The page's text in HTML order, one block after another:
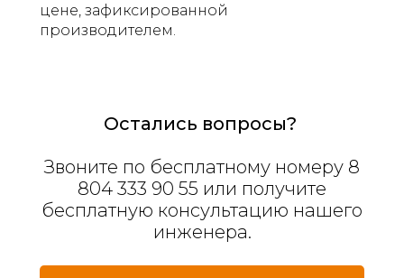
цене, зафиксированной
производителем.
Остались вопросы?
Звоните по бесплатному номеру 8
804 333 90 55 или получите
бесплатную консультацию нашего
инженера.